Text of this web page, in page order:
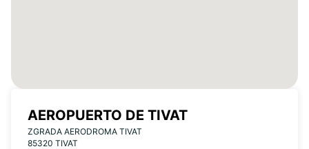
AEROPUERTO DE TIVAT
ZGRADA AERODROMA TIVAT
85320 TIVAT